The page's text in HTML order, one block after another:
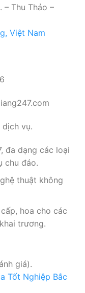
– Thu Thảo –
Việt Nam
vụ.
đa dạng các loại
chu đáo.
thuật không
hoa cho các
trương.
giá).